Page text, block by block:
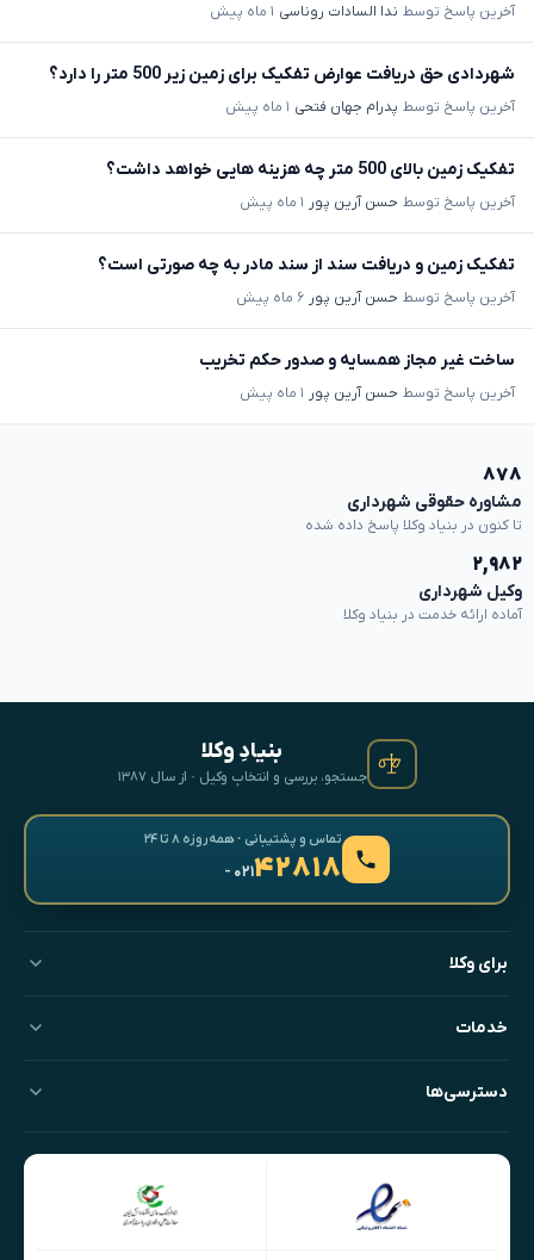
آخرین پاسخ توسط ندا السادات روناسی ۱ ماه پیش
شهردادی حق دریافت عوارض تفکیک برای زمین زیر 500 متر را دارد؟
آخرین پاسخ توسط پدرام جهان فتحی ۱ ماه پیش
تفکیک زمین بالای 500 متر چه هزینه هایی خواهد داشت؟
آخرین پاسخ توسط حسن آرین پور ۱ ماه پیش
تفکیک زمین و دریافت سند از سند مادر به چه صورتی است؟
آخرین پاسخ توسط حسن آرین پور ۶ ماه پیش
ساخت غیر مجاز همسایه و صدور حکم تخریب
آخرین پاسخ توسط حسن آرین پور ۱ ماه پیش
۸۷۸
مشاوره حقوقی شهرداری
تا کنون در بنیاد وکلا پاسخ داده شده
۲,۹۸۲
وکیل شهرداری
آماده ارائه خدمت در بنیاد وکلا
بنیادِ وکلا
جستجو، بررسی و انتخابِ وکیل · از سال ۱۳۸۷
تماس و پشتیبانی · همه‌روزه ۸ تا ۲۴
۴۲۸۱۸- ۰۲۱
برای وکلا
خدمات
دسترسی‌ها